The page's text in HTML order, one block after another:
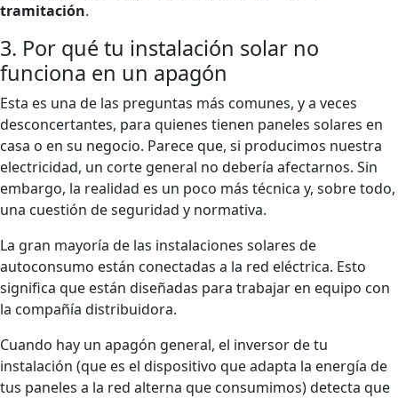
tramitación.
3. Por qué tu instalación solar no
funciona en un apagón
Esta es una de las preguntas más comunes, y a veces
desconcertantes, para quienes tienen paneles solares en
casa o en su negocio. Parece que, si producimos nuestra
electricidad, un corte general no debería afectarnos. Sin
embargo, la realidad es un poco más técnica y, sobre todo,
una cuestión de seguridad y normativa.
La gran mayoría de las instalaciones solares de
autoconsumo están conectadas a la red eléctrica. Esto
significa que están diseñadas para trabajar en equipo con
la compañía distribuidora.
Cuando hay un apagón general, el inversor de tu
instalación (que es el dispositivo que adapta la energía de
tus paneles a la red alterna que consumimos) detecta que